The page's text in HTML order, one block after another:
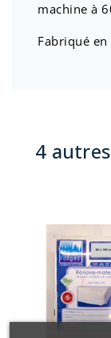
machine à
Fabriqué en
4